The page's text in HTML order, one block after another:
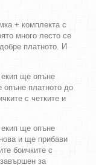
+ комплекта с
много лесто се
платното. И
ще опъне
опъне платното до
с четките и
ще опъне
и ще прибави
боичките с
за